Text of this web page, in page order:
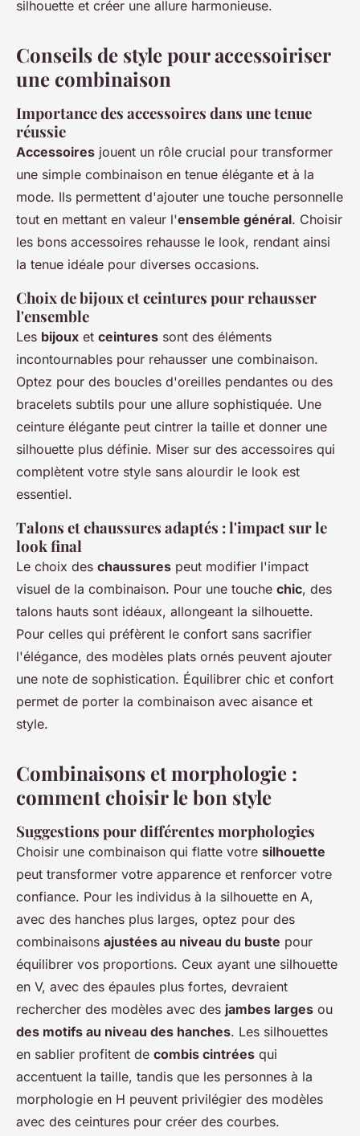
silhouette et créer une allure harmonieuse.
Conseils de style pour accessoiriser
une combinaison
Importance des accessoires dans une tenue
réussie
Accessoires jouent un rôle crucial pour transformer
une simple combinaison en tenue élégante et à la
mode. Ils permettent d'ajouter une touche personnelle
tout en mettant en valeur l'ensemble général. Choisir
les bons accessoires rehausse le look, rendant ainsi
la tenue idéale pour diverses occasions.
Choix de bijoux et ceintures pour rehausser
l'ensemble
Les bijoux et ceintures sont des éléments
incontournables pour rehausser une combinaison.
Optez pour des boucles d'oreilles pendantes ou des
bracelets subtils pour une allure sophistiquée. Une
ceinture élégante peut cintrer la taille et donner une
silhouette plus définie. Miser sur des accessoires qui
complètent votre style sans alourdir le look est
essentiel.
Talons et chaussures adaptés : l'impact sur le
look final
Le choix des chaussures peut modifier l'impact
visuel de la combinaison. Pour une touche chic, des
talons hauts sont idéaux, allongeant la silhouette.
Pour celles qui préfèrent le confort sans sacrifier
l'élégance, des modèles plats ornés peuvent ajouter
une note de sophistication. Équilibrer chic et confort
permet de porter la combinaison avec aisance et
style.
Combinaisons et morphologie :
comment choisir le bon style
Suggestions pour différentes morphologies
Choisir une combinaison qui flatte votre silhouette
peut transformer votre apparence et renforcer votre
confiance. Pour les individus à la silhouette en A,
avec des hanches plus larges, optez pour des
combinaisons ajustées au niveau du buste pour
équilibrer vos proportions. Ceux ayant une silhouette
en V, avec des épaules plus fortes, devraient
rechercher des modèles avec des jambes larges ou
des motifs au niveau des hanches. Les silhouettes
en sablier profitent de combis cintrées qui
accentuent la taille, tandis que les personnes à la
morphologie en H peuvent privilégier des modèles
avec des ceintures pour créer des courbes.